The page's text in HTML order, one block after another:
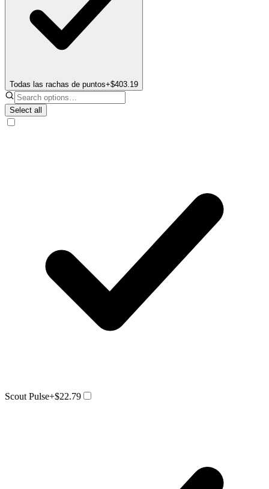
Todas las rachas de puntos+$403.19
Select all
Scout Pulse+$22.79